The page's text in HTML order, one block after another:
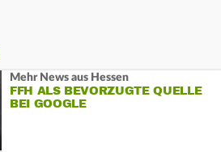
Mehr News aus Hessen
FFH ALS BEVORZUGTE QUELLE
BEI GOOGLE